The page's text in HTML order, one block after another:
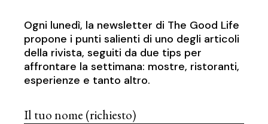
Ogni lunedì, la newsletter di The Good Life
propone i punti salienti di uno degli articoli
della rivista, seguiti da due tips per
affrontare la settimana: mostre, ristoranti,
esperienze e tanto altro.
Il tuo nome (richiesto)